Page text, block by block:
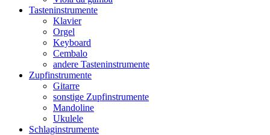
Tasteninstrumente
Klavier
Orgel
Keyboard
Cembalo
andere Tasteninstrumente
Zupfinstrumente
Gitarre
sonstige Zupfinstrumente
Mandoline
Ukulele
Schlaginstrumente